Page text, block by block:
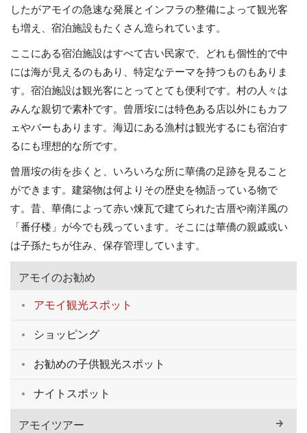
したがアモイの急速な発展とインフラの整備によって観光客
も増え、宿泊施設もたくさん造られています。
ここにある宿泊施設はすべて古い民家で、どれも個性的で中
には海が見えるのもあり、特定なテーマを持つものもありま
す。宿泊施設は観光客にとってとても便利です。村の人々は
みんな親切で素朴です。曾厝垵には特色ある店以外にもカフ
ェやバーもあります。海辺にある漁村は観光するにも宿泊す
るにも理想的な所です。
曾厝垵の街を歩くと、いろいろな所に華僑の足跡を見ること
ができます。建築物は何よりその歴史を物語っている物で
す。昔、華僑によって赤い煉瓦で建てられた古厝や南洋風の
「番仔楼」が今でも残っています。そこには華僑の親戚或い
は子孫たちが住み、保存管理しています。
アモイのお勧め
アモイ観光スポット
ショッピング
お勧めの子供観光スポット
ナイトスポット
アモイツアー